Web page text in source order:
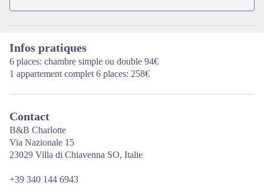
Infos pratiques
6 places: chambre simple ou double 94€
1 appartement complet 6 places: 258€
Contact
B&B Charlotte
Via Nazionale 15
23029 Villa di Chiavenna SO, Italie
+39 340 144 6943